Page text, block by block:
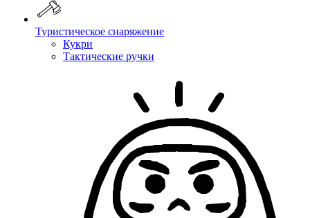
Туристическое снаряжение
Кукри
Тактические ручки